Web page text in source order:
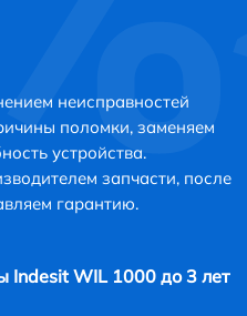
неисправностей
поломки, заменяем
устройства.
запчасти, после
гарантию.
Indesit WIL 1000 до 3 лет